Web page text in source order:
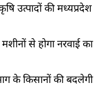
उत्पादों की मध्यप्रदेश
से होगा नरवाई का
के किसानों की बदलेगी